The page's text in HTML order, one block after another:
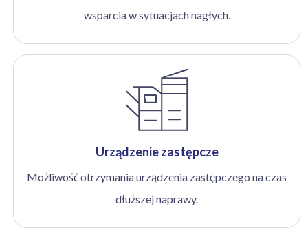
wsparcia w sytuacjach nagłych.
Urządzenie zastępcze
Możliwość otrzymania urządzenia zastępczego na czas
dłuższej naprawy.